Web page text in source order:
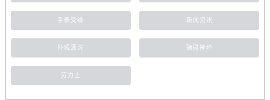
手表受磁 新闻资讯
外观清洗 磕碰摔坏
劳力士